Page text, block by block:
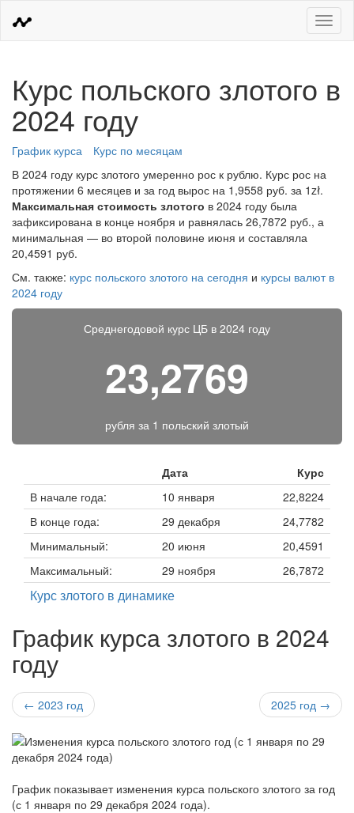
Меню
Курс польского злотого в
2024 году
График курса
Курс по месяцам
В 2024 году курс злотого умеренно рос к рублю. Курс рос на
протяжении 6 месяцев и за год вырос на 1,9558 руб. за 1zł.
Максимальная стоимость злотого в 2024 году была
зафиксирована в конце ноября и равнялась 26,7872 руб., а
минимальная — во второй половине июня и составляла
20,4591 руб.
См. также: курс польского злотого на сегодня и курсы валют в
2024 году
Среднегодовой курс ЦБ в 2024 году
23,2769
рубля за 1 польский злотый
Дата
Курс
В начале года:
10 января
22,8224
В конце года:
29 декабря
24,7782
Минимальный:
20 июня
20,4591
Максимальный:
29 ноября 26,7872
Курс злотого в динамике
График курса злотого в 2024
году
← 2023 год 2025 год →
График показывает изменения курса польского злотого за год
(с 1 января по 29 декабря 2024 года).